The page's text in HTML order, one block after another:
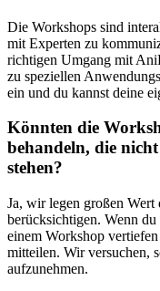
Die Workshops sind⁤
mit ​Experten zu
richtigen Umgang mit
zu speziellen
ein und du kannst deine⁤
Könnten die
behandeln, die
‍stehen?
Ja, wir ‍legen großen
berücksichtigen. Wenn du
einem Workshop
⁤mitteilen. Wir versuchen,
aufzunehmen.